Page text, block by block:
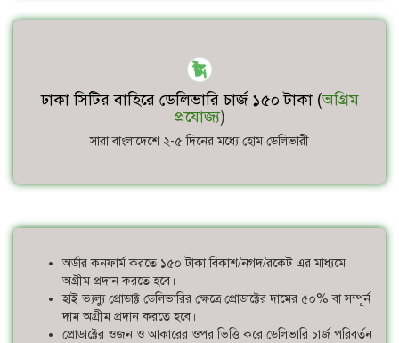
ঢাকা সিটির বাহিরে ডেলিভারি চার্জ ১৫০ টাকা (অগ্রিম
প্রযোজ্য)
সারা বাংলাদেশে ২-৫ দিনের মধ্যে হোম ডেলিভারী
অর্ডার কনফার্ম করতে ১৫০ টাকা বিকাশ/নগদ/রকেট এর মাধ্যমে
অগ্রীম প্রদান করতে হবে।
হাই ভ্যল্যু প্রোডাক্ট ডেলিভারির ক্ষেত্রে প্রোডাক্টের দামের ৫০% বা সম্পূর্ন
দাম অগ্রীম প্রদান করতে হবে।
প্রোডাক্টের ওজন ও আকারের ওপর ভিত্তি করে ডেলিভারি চার্জ পরিবর্তন